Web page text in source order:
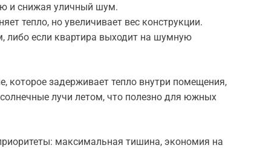
и снижая уличный шум.
тепло, но увеличивает вес конструкции.
либо если квартира выходит на шумную
которое задерживает тепло внутри помещения,
лучи летом, что полезно для южных
максимальная тишина, экономия на